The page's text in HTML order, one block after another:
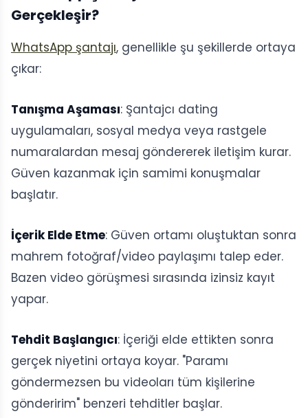
Gerçekleşir?
WhatsApp şantajı, genellikle şu şekillerde ortaya
çıkar:
Tanışma Aşaması: Şantajcı dating
uygulamaları, sosyal medya veya rastgele
numaralardan mesaj göndererek iletişim kurar.
Güven kazanmak için samimi konuşmalar
başlatır.
İçerik Elde Etme: Güven ortamı oluştuktan sonra
mahrem fotoğraf/video paylaşımı talep eder.
Bazen video görüşmesi sırasında izinsiz kayıt
yapar.
Tehdit Başlangıcı: İçeriği elde ettikten sonra
gerçek niyetini ortaya koyar. "Paramı
göndermezsen bu videoları tüm kişilerine
gönderirim" benzeri tehditler başlar.